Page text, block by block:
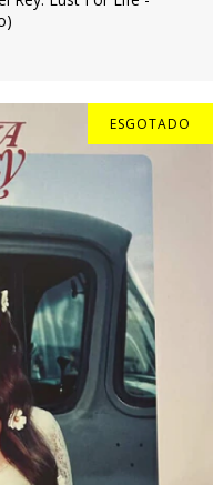
ESGOTADO